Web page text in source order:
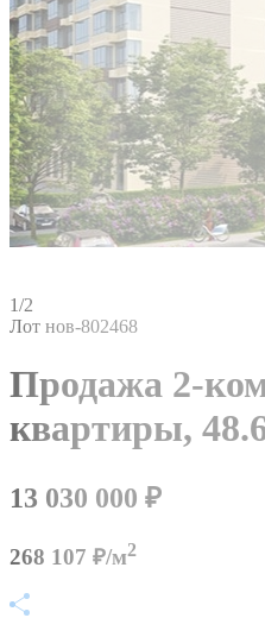
1/2
Лот нов-802468
Продажа 2-
квартиры,
13 030 000 ₽
268 107 ₽/м2